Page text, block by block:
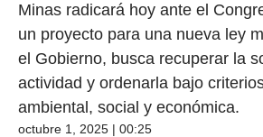
Minas radicará hoy ante el
un proyecto para una nueva ley
el Gobierno, busca recuperar la
actividad y ordenarla bajo
ambiental, social y económica.
octubre 1, 2025 | 00:25